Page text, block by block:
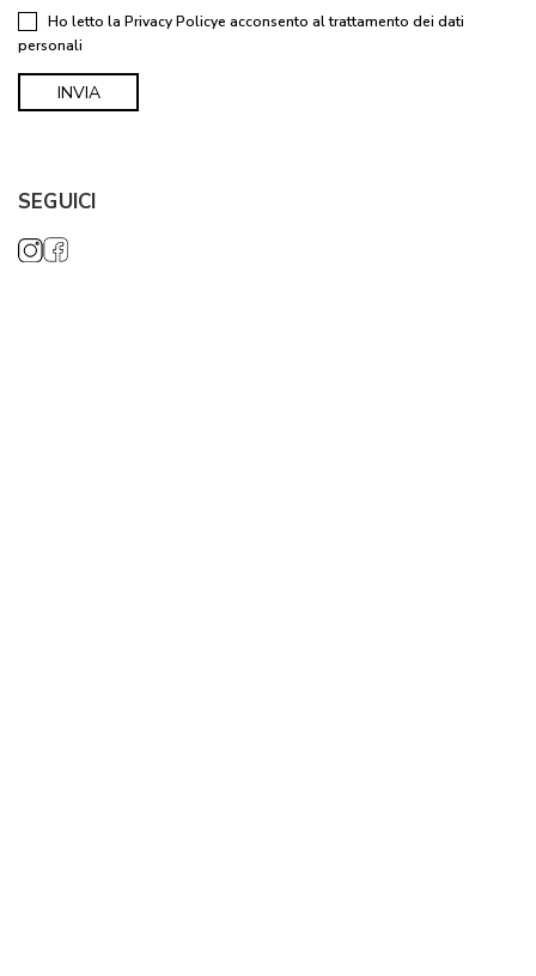
Ho letto la Privacy Policye acconsento al trattamento dei dati
personali
SEGUICI